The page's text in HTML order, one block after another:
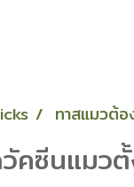
ทาสแมวต้
คซีนแมว